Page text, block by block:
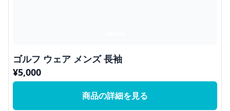
ゴルフ ウェア メンズ 長袖
¥5,000
商品の詳細を見る